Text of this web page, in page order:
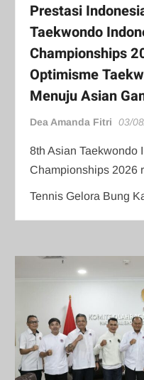
Prestasi
Taekwondo
Championships
Optimisme
Menuju Asian
Dea Amanda Fitri 03/
8th Asian Taekwondo
Championships 2026
Tennis Gelora Bung